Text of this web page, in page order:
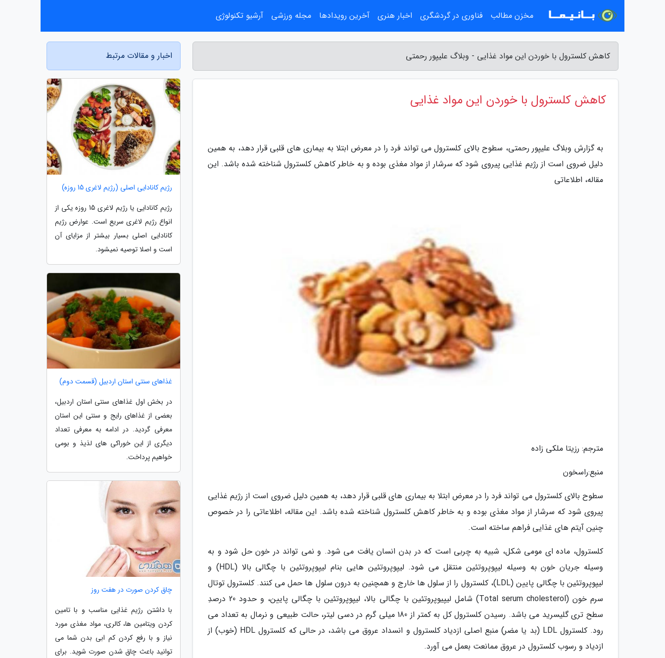
کاهش کلسترول با خوردن این مواد غذایی - وبلاگ علیپور رحمتی
کاهش کلسترول با خوردن این مواد غذایی
به گزارش وبلاگ علیپور رحمتی، سطوح بالای کلسترول می تواند فرد را در معرض ابتلا به بیماری های قلبی قرار دهد، به همین
دلیل ضروی است از رژیم غذایی پیروی شود که سرشار از مواد مغذی بوده و به خاطر کاهش کلسترول شناخته شده باشد. این
مقاله، اطلاعاتی
مترجم: رزیتا ملکی زاده
منبع:راسخون
سطوح بالای کلسترول می تواند فرد را در معرض ابتلا به بیماری های قلبی قرار دهد، به همین دلیل ضروی است از رژیم غذایی
پیروی شود که سرشار از مواد مغذی بوده و به خاطر کاهش کلسترول شناخته شده باشد. این مقاله، اطلاعاتی را در خصوص
چنین آیتم های غذایی فراهم ساخته است.
کلسترول، ماده ای مومی شکل، شبیه به چربی است که در بدن انسان یافت می شود. و نمی تواند در خون حل شود و به
وسیله جریان خون به وسیله لیپوپروتئین منتقل می شود. لیپوپروتئین هایی بنام لیپوپروتئین با چگالی بالا (HDL) و
لیپوپروتئین با چگالی پایین (LDL)، کلسترول را از سلول ها خارج و همچنین به درون سلول ها حمل می کنند. کلسترول توتال
سرم خون (Total serum cholesterol) شامل لیپیوپروتئین با چگالی بالا، لیپوپروتئین با چگالی پایین، و حدود 20 درصدِ
سطح تری گلیسرید می باشد. رسیدن کلسترول کل به کمتر از 180 میلی گرم در دسی لیتر، حالت طبیعی و نرمال به تعداد می
رود. کلسترول LDL (بد یا مضر) منبع اصلی ازدیاد کلسترول و انسداد عروق می باشد، در حالی که کلسترول HDL (خوب) از
ازدیاد و رسوب کلسترول در عروق ممانعت بعمل می آورد.
اخبار و مقالات مرتبط
رژیم کانادایی اصلی (رژیم لاغری 15 روزه)
رژیم کانادایی یا رژیم لاغری 15 روزه یکی از
انواع رژیم لاغری سریع است. عوارض رژیم
کانادایی اصلی بسیار بیشتر از مزایای آن
است و اصلا توصیه نمیشود.
غذاهای سنتی استان اردبیل (قسمت دوم)
در بخش اول غذاهای سنتی استان اردبیل،
بعضی از غذاهای رایج و سنتی این استان
معرفی گردید. در ادامه به معرفی تعداد
دیگری از این خوراکی های لذیذ و بومی
خواهیم پرداخت.
چاق کردن صورت در هفت روز
با داشتن رژیم غذایی مناسب و با تامین
کردن ویتامین ها، کالری، مواد مغذی مورد
نیاز و با رفع کردن کم ابی بدن شما می
توانید باعث چاق شدن صورت شوید. برای
مخزن مطالب فناوری در گردشگری اخبار هنری آخرین رویدادها مجله ورزشی آرشیو تکنولوژی